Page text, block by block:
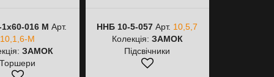
016 М Арт.
10,1,6-М
ЗАМОК
Торшери
ННБ 10-5-057 Арт. 10,5,7
Колекція: ЗАМОК
Підсвічники